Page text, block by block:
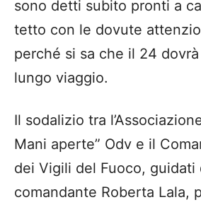
sono detti subito pronti a
tetto con le dovute
perché si sa che il 24
lungo viaggio.
Il sodalizio tra
Mani aperte” Odv e il
dei Vigili del Fuoco, guidati
comandante Roberta Lala,